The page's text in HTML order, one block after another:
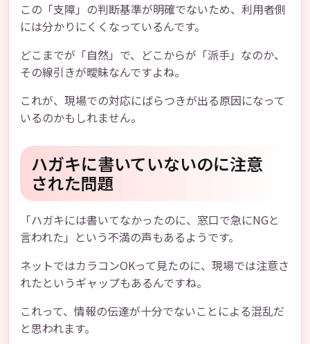
この「支障」の判断基準が明確でないため、利用者側
には分かりにくくなっているんです。
どこまでが「自然」で、どこからが「派手」なのか、
その線引きが曖昧なんですよね。
これが、現場での対応にばらつきが出る原因になって
いるのかもしれません。
ハガキに書いていないのに注意
された問題
「ハガキには書いてなかったのに、窓口で急にNGと
言われた」という不満の声もあるようです。
ネットではカラコンOKって見たのに、現場では注意さ
れたというギャップもあるんですね。
これって、情報の伝達が十分でないことによる混乱だ
と思われます。